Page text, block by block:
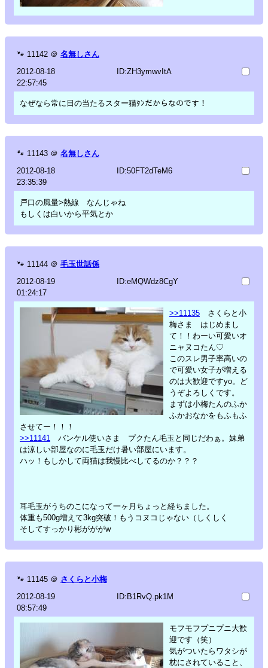
🐾 11142 ＠ 名無しさん
2012-08-18
22:57:45
ID:ZH3ymwvItA
なぜなら常に日の当たるスター猫ﾀﾝだからなのです！
🐾 11143 ＠ 名無しさん
2012-08-18
23:35:39
ID:50FT2dTeM6
戸口の風量>熱線 なんじゃね
もしくは白いから平気とか
🐾 11144 ＠ 毛玉世話係
2012-08-19
01:24:17
ID:eMQWdz8CgY
>>11135 さくらと小
梅さま はじめまし
て！！わーい可愛いオ
ニャヌコたん♡
このスレ男子率高いの
で可愛い女子が増える
のは大歓迎ですyo。ど
うぞよろしくです。
まずは小梅たんのふか
ふかおなかをもふもふ
させてー！！！
>>11141
バンケル使いさま プクたん毛玉と同じだわぁ。妹弟
は涼しい部屋なのに毛玉だけ暑い部屋にいます。
ハッ！もしかして両猫は我慢比べしてるのか？？？
耳毛玉がうちのこになって一ヶ月ちょっと経ちました。
体重も500g増えて3kg突破！もうコヌコじゃない（しくしく
そしてすっかり彬がががw
🐾 11145 ＠ さくらと小梅
2012-08-19
08:57:49
ID:B1RvQ.pk1M
モフモフプニプニ大歓
迎です（笑）
気がついたらワタシが
枕にされていること、